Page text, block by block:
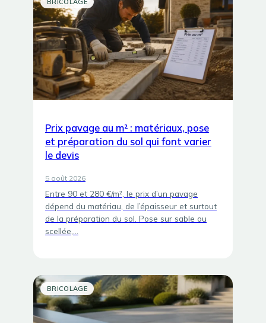
Prix pavage au m² : matériaux, pose
et préparation du sol qui font varier
le devis
5 août 2026
Entre 90 et 280 €/m², le prix d’un pavage
dépend du matériau, de l’épaisseur et surtout
de la préparation du sol. Pose sur sable ou
scellée,…
BRICOLAGE